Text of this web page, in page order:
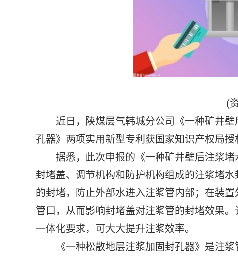
(
近日，陕煤层气韩城分公司《一种矿井
孔器》两项实用新型专利获国家知识产权局授
据悉，此次申报的《一种矿井壁后注浆
封堵盖、调节机构和防护机构组成的注浆堵
的封堵，防止外部水进入注浆管内部；在装
管口，从而影响封堵盖对注浆管的封堵效果
一体化要求，可大大提升注浆效率。
《一种松散地层注浆加固封孔器》是注